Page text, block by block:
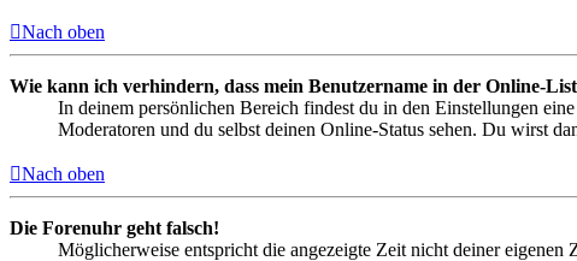
Nach oben
Wie kann ich verhindern, dass mein Benutzername in der Online-
In deinem persönlichen Bereich findest du in den Einstellungen
Moderatoren und du selbst deinen Online-Status sehen. Du wirst
Nach oben
Die Forenuhr geht falsch!
Möglicherweise entspricht die angezeigte Zeit nicht deiner